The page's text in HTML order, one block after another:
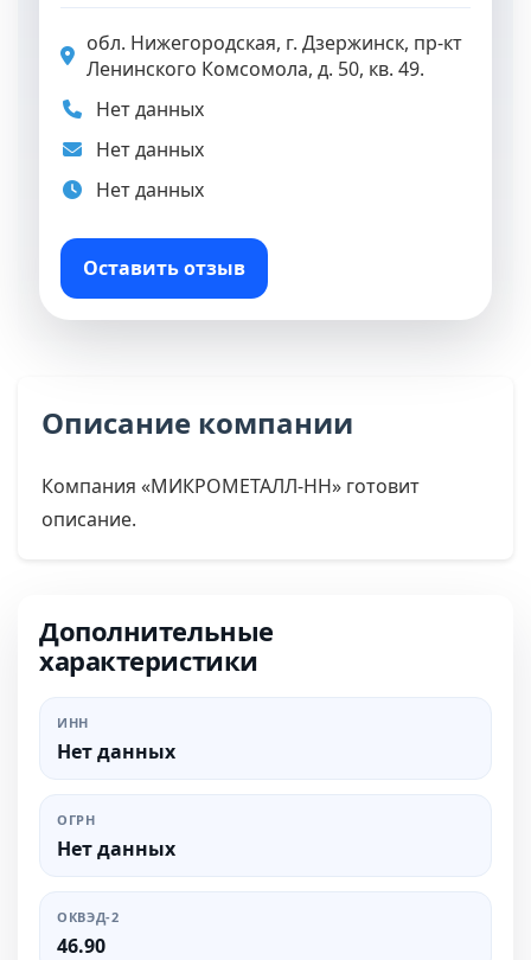
обл. Нижегородская, г. Дзержинск, пр-кт
Ленинского Комсомола, д. 50, кв. 49.
Нет данных
Нет данных
Нет данных
Оставить отзыв
Описание компании
Компания «МИКРОМЕТАЛЛ-НН» готовит
описание.
Дополнительные
характеристики
ИНН
Нет данных
ОГРН
Нет данных
ОКВЭД-2
46.90